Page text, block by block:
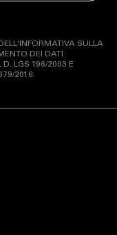
SULLA
DEI DATI
D. LGS 196/2003 E
2016.